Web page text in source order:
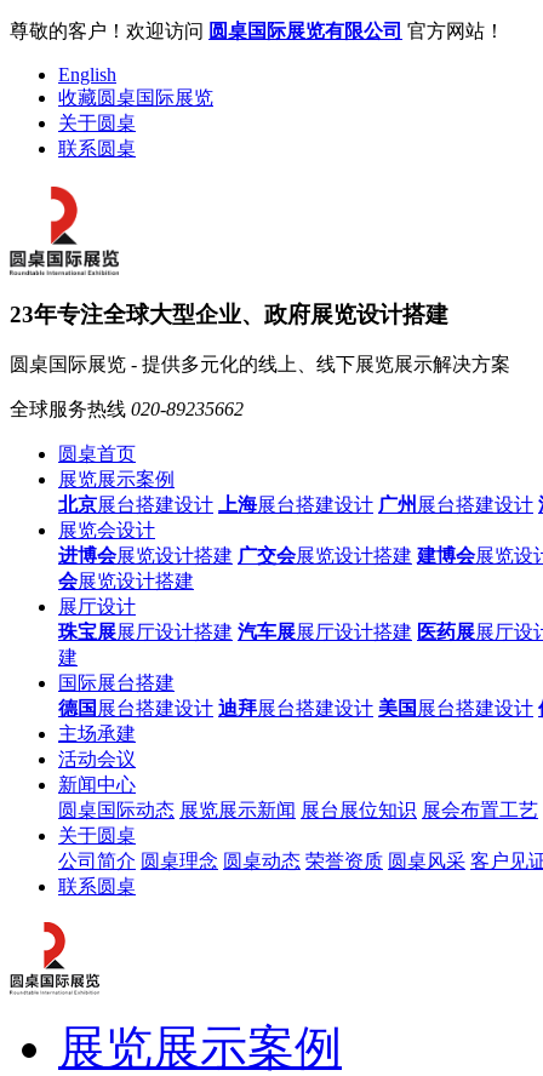
尊敬的客户！欢迎访问 圆桌国际展览有限公司 官方网站！
English
收藏圆桌国际展览
关于圆桌
联系圆桌
23年专注全球大型企业、政府展览设计搭建
圆桌国际展览 - 提供多元化的线上、线下展览展示解决方案
全球服务热线 020-89235662
圆桌首页
展览展示案例
北京展台搭建设计 上海展台搭建设计 广州 展台搭建设计
展览会设计
进博会展览设计搭建 广交会展览设计搭建 建博会展览设
会展览设计搭建
展厅设计
珠宝展展厅设计搭建 汽车展展厅设计搭建 医药展展厅设
建
国际展台搭建
德国 展台搭建设计 迪拜展台搭建设计 美国 展台搭建设计
主场承建
活动会议
新闻中心
圆桌国际动态 展览展示新闻 展台展位知识 展会布置工艺
关于圆桌
公司简介 圆桌理念 圆桌动态 荣誉资质 圆桌风采 客户见
联系圆桌
展览展示案例